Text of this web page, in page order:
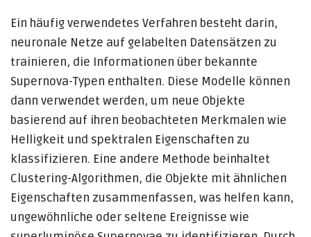
Ein häufig verwendetes Verfahren besteht darin,
neuronale Netze auf gelabelten Datensätzen zu
trainieren, die Informationen über bekannte
Supernova-Typen enthalten. Diese Modelle können
dann verwendet werden, um neue Objekte
basierend auf ihren beobachteten Merkmalen wie
Helligkeit und spektralen Eigenschaften zu
klassifizieren. Eine andere Methode beinhaltet
Clustering-Algorithmen, die Objekte mit ähnlichen
Eigenschaften zusammenfassen, was helfen kann,
ungewöhnliche oder seltene Ereignisse wie